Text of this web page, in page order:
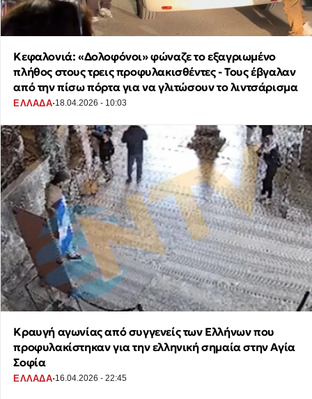
Κεφαλονιά: «Δολοφόνοι» φώναζε το εξαγριωμένο
πλήθος στους τρεις προφυλακισθέντες - Τους έβγαλαν
από την πίσω πόρτα για να γλιτώσουν το λιντσάρισμα
ΕΛΛΑΔΑ·18.04.2026 - 10:03
Κραυγή αγωνίας από συγγενείς των Ελλήνων που
προφυλακίστηκαν για την ελληνική σημαία στην Αγία
Σοφία
ΕΛΛΑΔΑ·16.04.2026 - 22:45